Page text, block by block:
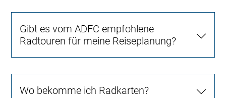
Gibt es vom ADFC empfohlene
Radtouren für meine Reiseplanung?
Wo bekomme ich Radkarten?